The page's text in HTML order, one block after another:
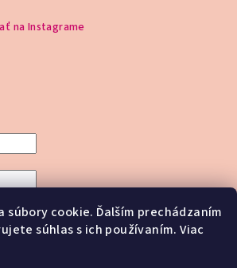
súbory cookie. Ďalším prechádzaním
súhlas s ich používaním. Viac
na Instagrame
heslo